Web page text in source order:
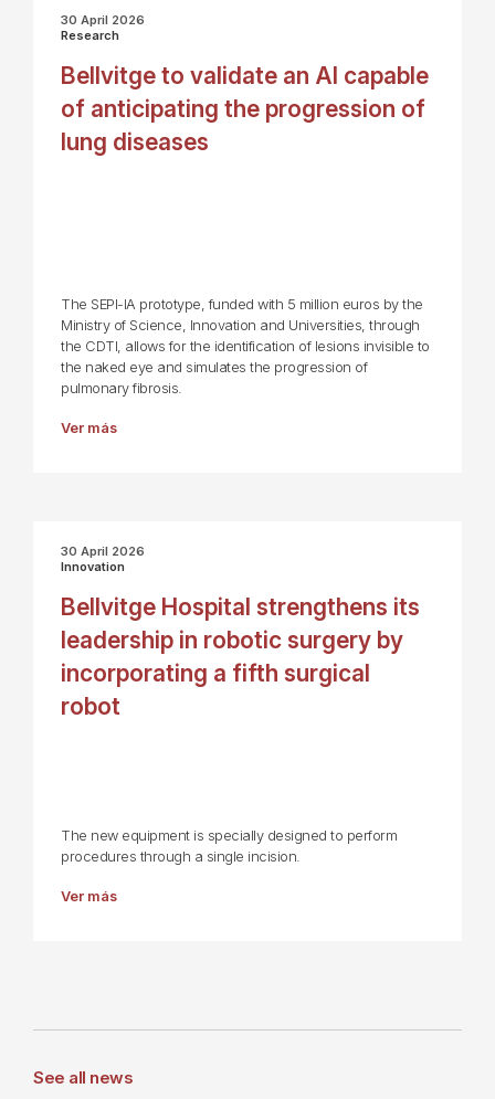
30 April 2026
Research
Bellvitge to validate an AI capable
of anticipating the progression of
lung diseases
The SEPI-IA prototype, funded with 5 million euros by the
Ministry of Science, Innovation and Universities, through
the CDTI, allows for the identification of lesions invisible to
the naked eye and simulates the progression of
pulmonary fibrosis.
Ver más
30 April 2026
Innovation
Bellvitge Hospital strengthens its
leadership in robotic surgery by
incorporating a fifth surgical
robot
The new equipment is specially designed to perform
procedures through a single incision.
Ver más
See all news